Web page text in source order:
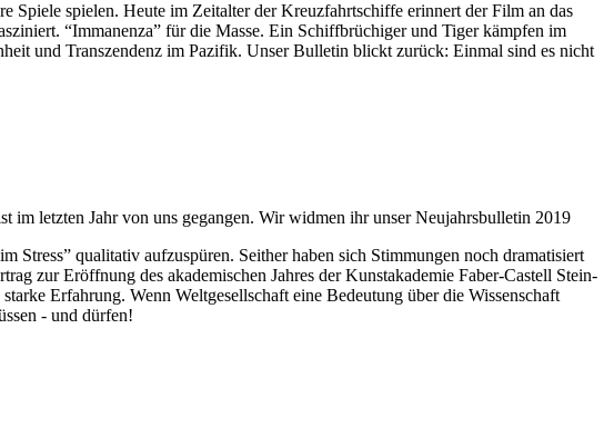
Spiele spielen. Heute im Zeitalter der Kreuzfahrtschiffe erinnert der Film an das
“Immanenza” für die Masse. Ein Schiffbrüchiger und Tiger kämpfen im
und Transzendenz im Pazifik. Unser Bulletin blickt zurück: Einmal sind es nicht
im letzten Jahr von uns gegangen. Wir widmen ihr unser Neujahrsbulletin 2019
Stress” qualitativ aufzuspüren. Seither haben sich Stimmungen noch dramatisiert
zur Eröffnung des akademischen Jahres der Kunstakademie Faber-Castell Stein-
Erfahrung. Wenn Weltgesellschaft eine Bedeutung über die Wissenschaft
- und dürfen!